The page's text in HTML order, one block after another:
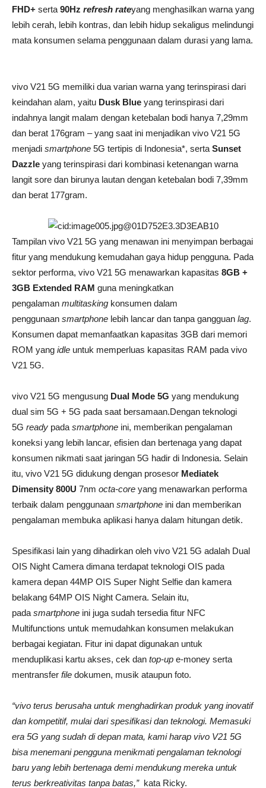
FHD+ serta 90Hz refresh rateyang menghasilkan warna yang
lebih cerah, lebih kontras, dan lebih hidup sekaligus melindungi
mata konsumen selama penggunaan dalam durasi yang lama.
vivo V21 5G memiliki dua varian warna yang terinspirasi dari
keindahan alam, yaitu Dusk Blue yang terinspirasi dari
indahnya langit malam dengan ketebalan bodi hanya 7,29mm
dan berat 176gram – yang saat ini menjadikan vivo V21 5G
menjadi smartphone 5G tertipis di Indonesia*, serta Sunset
Dazzle yang terinspirasi dari kombinasi ketenangan warna
langit sore dan birunya lautan dengan ketebalan bodi 7,39mm
dan berat 177gram.
Tampilan vivo V21 5G yang menawan ini menyimpan berbagai
fitur yang mendukung kemudahan gaya hidup pengguna. Pada
sektor performa, vivo V21 5G menawarkan kapasitas 8GB +
3GB Extended RAM guna meningkatkan
pengalaman multitasking konsumen dalam
penggunaan smartphone lebih lancar dan tanpa gangguan lag.
Konsumen dapat memanfaatkan kapasitas 3GB dari memori
ROM yang idle untuk memperluas kapasitas RAM pada vivo
V21 5G.
vivo V21 5G mengusung Dual Mode 5G yang mendukung
dual sim 5G + 5G pada saat bersamaan.Dengan teknologi
5G ready pada smartphone ini, memberikan pengalaman
koneksi yang lebih lancar, efisien dan bertenaga yang dapat
konsumen nikmati saat jaringan 5G hadir di Indonesia. Selain
itu, vivo V21 5G didukung dengan prosesor Mediatek
Dimensity 800U 7nm octa-core yang menawarkan performa
terbaik dalam penggunaan smartphone ini dan memberikan
pengalaman membuka aplikasi hanya dalam hitungan detik.
Spesifikasi lain yang dihadirkan oleh vivo V21 5G adalah Dual
OIS Night Camera dimana terdapat teknologi OIS pada
kamera depan 44MP OIS Super Night Selfie dan kamera
belakang 64MP OIS Night Camera. Selain itu,
pada smartphone ini juga sudah tersedia fitur NFC
Multifunctions untuk memudahkan konsumen melakukan
berbagai kegiatan. Fitur ini dapat digunakan untuk
menduplikasi kartu akses, cek dan top-up e-money serta
mentransfer file dokumen, musik ataupun foto.
“vivo terus berusaha untuk menghadirkan produk yang inovatif
dan kompetitif, mulai dari spesifikasi dan teknologi. Memasuki
era 5G yang sudah di depan mata, kami harap vivo V21 5G
bisa menemani pengguna menikmati pengalaman teknologi
baru yang lebih bertenaga demi mendukung mereka untuk
terus berkreativitas tanpa batas,” kata Ricky.